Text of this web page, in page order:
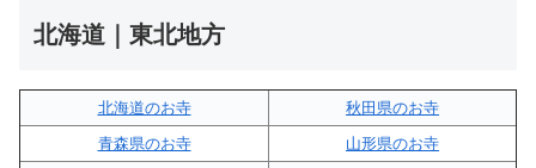
北海道｜東北地方
北海道のお寺
秋田県のお寺
青森県のお寺
山形県のお寺